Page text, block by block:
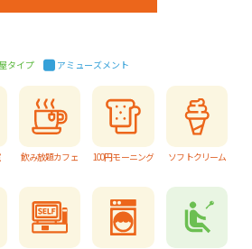
タイプ アミューズメント
飲み放題カフェ 100円モーニング ソフトクリーム